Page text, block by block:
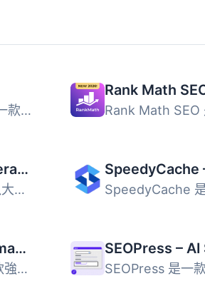
LiteSpeed Cache 是一款全方位的 WordPress 網站加速外掛，提...
XML Sitemap Generator for Google
使用這個外掛程式可以大大改善 SEO，產生特殊的 XML 網站地圖...
SureRank SEO – Smart Assistant with Meta Tags, Social Preview, XML Sitemap, and Schema
SureRank SEO 是一款強大且輕量的 SEO 外掛，旨在簡化搜尋引...